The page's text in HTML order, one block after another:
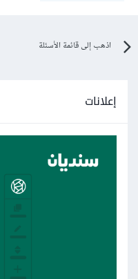
اذهب إلى قائمة الأسئلة
إعلانات